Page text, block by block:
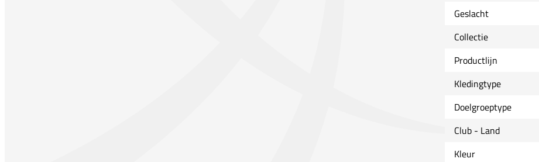
Geslacht
Collectie
Productlijn
Kledingtype
Doelgroeptype
Club - Land
Kleur